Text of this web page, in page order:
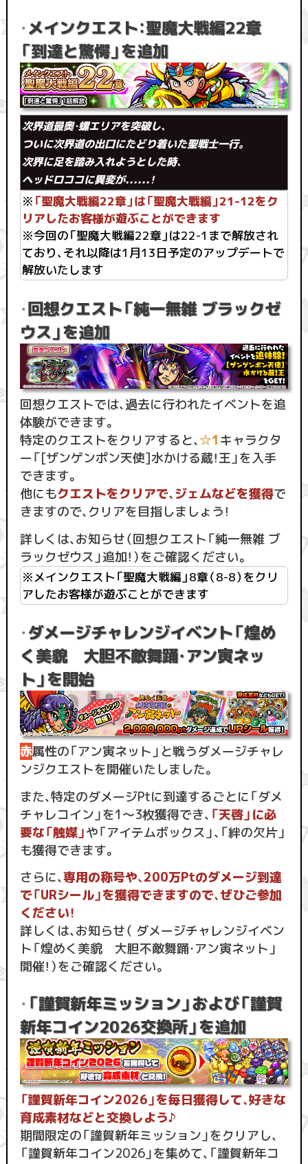
・メインクエスト：聖魔大戦編22章
「到達と驚愕」を追加
次界道最奥・螺エリアを突破し、
ついに次界道の出口にたどり着いた聖戦士一行。
次界に足を踏み入れようとした時、
ヘッドロココに異変が......！
※ 「聖魔大戦編22章」は「聖魔大戦編」21-12をク
リアしたお客様が遊ぶことができます
※今回の「聖魔大戦編22章」は22-1まで解放され
ており、それ以降は1月13日予定のアップデートで
解放いたします
・回想クエスト「純一無雑 ブラックゼ
ウス」を追加
回想クエストでは、過去に行われたイベントを追
体験ができます。
特定のクエストをクリアすると、☆1 キャラクタ
ー「[ザンゲンポン天使]水かける蔵！王」を入手
できます。
他にもクエストをクリアで、ジェムなどを獲得で
きますので、クリアを目指しましょう！
詳しくは、お知らせ（回想クエスト「純一無雑 ブ
ラックゼウス」追加！）をご確認ください。
※メインクエスト「聖魔大戦編」8章（8-8）をクリ
アしたお客様が遊ぶことができます
・ダメージチャレンジイベント「煌め
く美貌 大胆不敵舞踊・アン寅ネッ
ト」を開始
赤属性の「アン寅ネット」と戦うダメージチャレ
ンジクエストを開催いたしました。
また、特定のダメージPtに到達するごとに「ダメ
チャレコイン」を1〜3枚獲得でき、 「天啓」に必
要な「触媒」や「アイテムボックス」、「絆の欠片」
も獲得できます。
さらに、専用の称号や、200万Ptのダメージ到達
で「URシール」を獲得できますので、ぜひご参加
ください！
詳しくは、お知らせ（ ダメージチャレンジイベン
ト「煌めく美貌 大胆不敵舞踊・アン寅ネット」
開催！）をご確認ください。
・ 「謹賀新年ミッション」および「謹賀
新年コイン2026交換所」を追加
「謹賀新年コイン2026」を毎日獲得して、好きな
育成素材などと交換しよう♪
期間限定の「謹賀新年ミッション」をクリアし、
「謹賀新年コイン2026」を集めて、「謹賀新年コ